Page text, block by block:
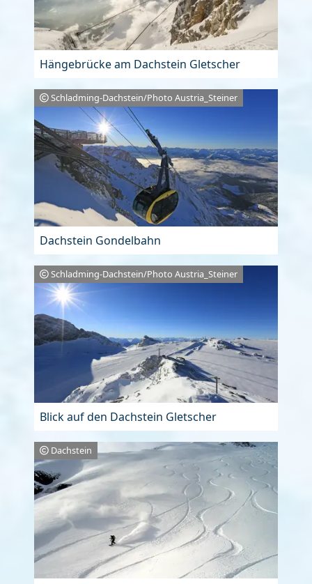
Hängebrücke am Dachstein Gletscher
Schladming-Dachstein/Photo Austria_Steiner
Dachstein Gondelbahn
Schladming-Dachstein/Photo Austria_Steiner
Blick auf den Dachstein Gletscher
Dachstein